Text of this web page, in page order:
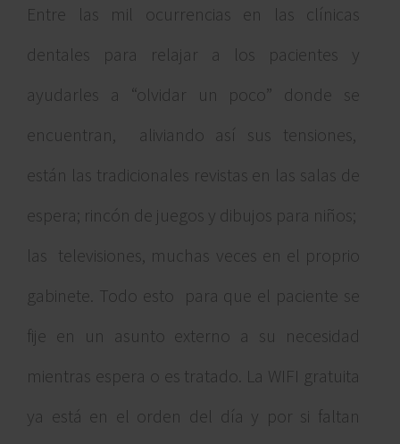
Entre las mil ocurrencias en las clínicas
dentales para relajar a los pacientes y
ayudarles a “olvidar un poco” donde se
encuentran, aliviando así sus tensiones,
están las tradicionales revistas en las salas de
espera; rincón de juegos y dibujos para niños;
las televisiones, muchas veces en el proprio
gabinete. Todo esto para que el paciente se
fije en un asunto externo a su necesidad
mientras espera o es tratado. La WIFI gratuita
ya está en el orden del día y por si faltan